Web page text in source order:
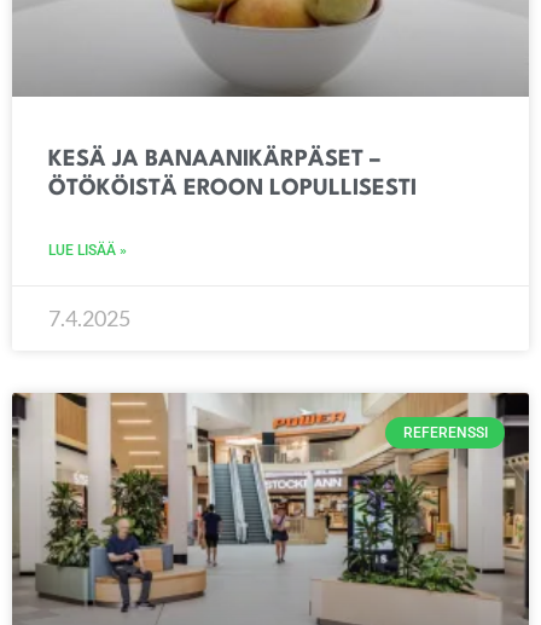
KESÄ JA BANAANIKÄRPÄSET –
ÖTÖKÖISTÄ EROON LOPULLISESTI
LUE LISÄÄ »
7.4.2025
REFERENSSI